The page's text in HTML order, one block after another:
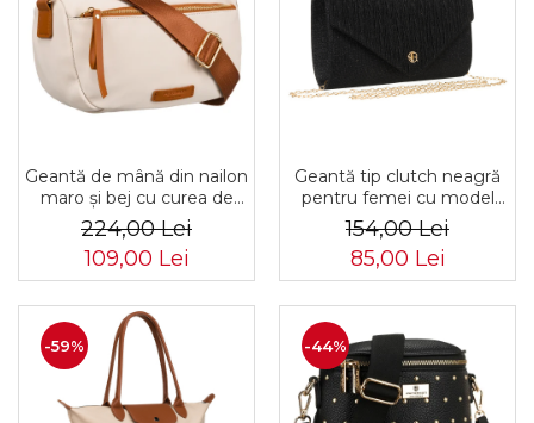
Geantă de mână din nailon
maro și bej cu curea de
umăr - Peterson PTR-PTN
JN-05 IVORY-BROW
224,00 Lei
109,00 Lei
Geantă tip clutch neagră
pentru femei cu model
herringbone suspendată
pe un lanț - Rovicky PTR-
R-XS021-4214 BLACK
154,00 Lei
85,00 Lei
-59% -44%